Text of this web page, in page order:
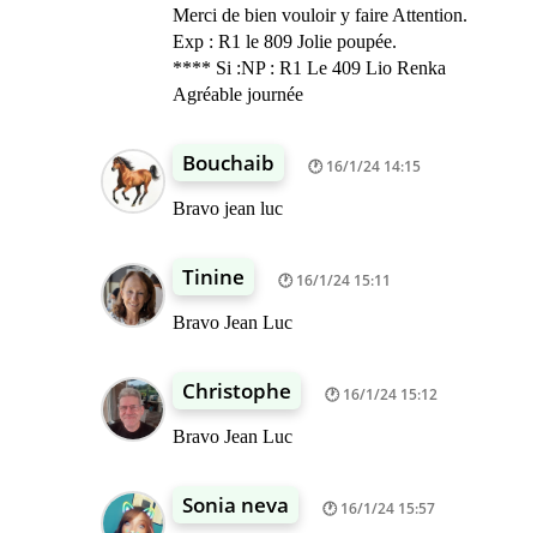
Merci de bien vouloir y faire Attention.
Exp : R1 le 809 Jolie poupée.
**** Si :NP : R1 Le 409 Lio Renka
Agréable journée
Bouchaib 16/1/24 14:15
Bravo jean luc
Tinine 16/1/24 15:11
Bravo Jean Luc
Christophe 16/1/24 15:12
Bravo Jean Luc
Sonia neva 16/1/24 15:57